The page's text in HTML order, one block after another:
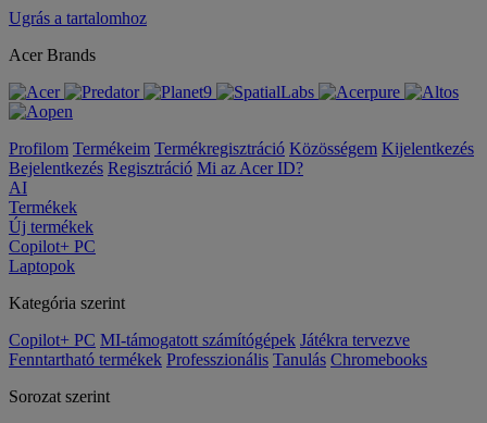
Ugrás a tartalomhoz
Acer Brands
Profilom Termékeim Termékregisztráció Közösségem Kijelentkezés
Bejelentkezés Regisztráció Mi az Acer ID?
AI
Termékek
Új termékek
Copilot+ PC
Laptopok
Kategória szerint
Copilot+ PC MI-támogatott számítógépek Játékra tervezve
Fenntartható termékek Professzionális Tanulás Chromebooks
Sorozat szerint